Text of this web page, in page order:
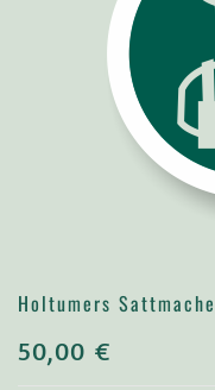
Holtumers
50,00 €